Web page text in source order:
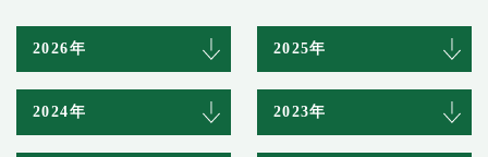
2026年 2025年
2024年 2023年